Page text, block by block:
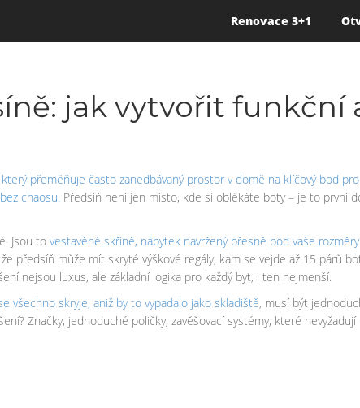
Renovace 3+1
jak vytvořit funkční
přeměňuje často zanedbávaný prostor v domě na klíčový bod
chaosu. Předsíň není jen místo, kde si oblékáte boty – je to první
Jsou to vestavěné skříně, nábytek navržený přesně pod vaše
předsíň může mít skryté výškové regály, kam se vejde až 15 párů
nejsou luxus, ale základní logika pro každý byt, i ten nejmenší.
všechno skryje, aniž by to vypadalo jako skladiště, musí být
Značky, jednoduché poličky, zavěšovací systémy, které